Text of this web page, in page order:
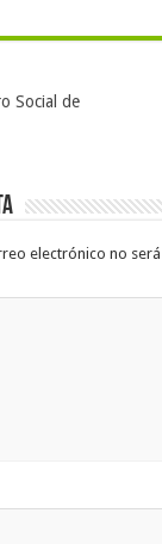
Social de
electrónico no